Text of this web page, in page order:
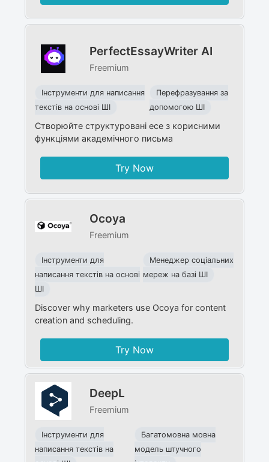
PerfectEssayWriter AI
Freemium
Інструменти для написання
текстів на основі ШІ
Перефразування за
допомогою ШІ
Створюйте структуровані есе з корисними
функціями академічного письма
Try Now
Ocoya
Freemium
Інструменти для
написання текстів на основі
ШІ
Менеджер соціальних
мереж на базі ШІ
Discover why marketers use Ocoya for content
creation and scheduling.
Try Now
DeepL
Freemium
Інструменти для
написання текстів на
Багатомовна мовна
модель штучного